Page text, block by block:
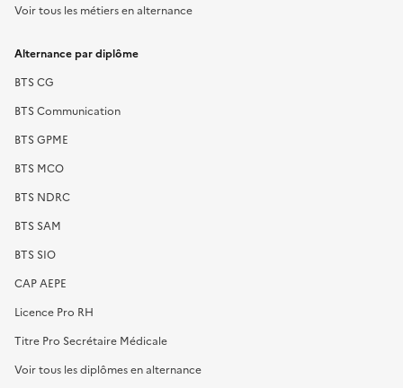
Voir tous les métiers en alternance
Alternance par diplôme
BTS CG
BTS Communication
BTS GPME
BTS MCO
BTS NDRC
BTS SAM
BTS SIO
CAP AEPE
Licence Pro RH
Titre Pro Secrétaire Médicale
Voir tous les diplômes en alternance